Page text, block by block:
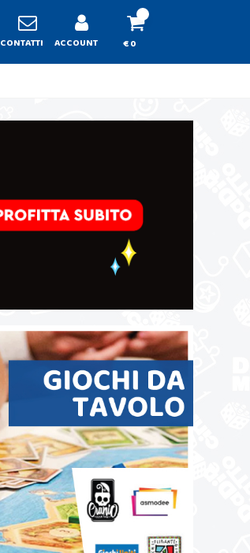
CONTATTI ACCOUNT € 0